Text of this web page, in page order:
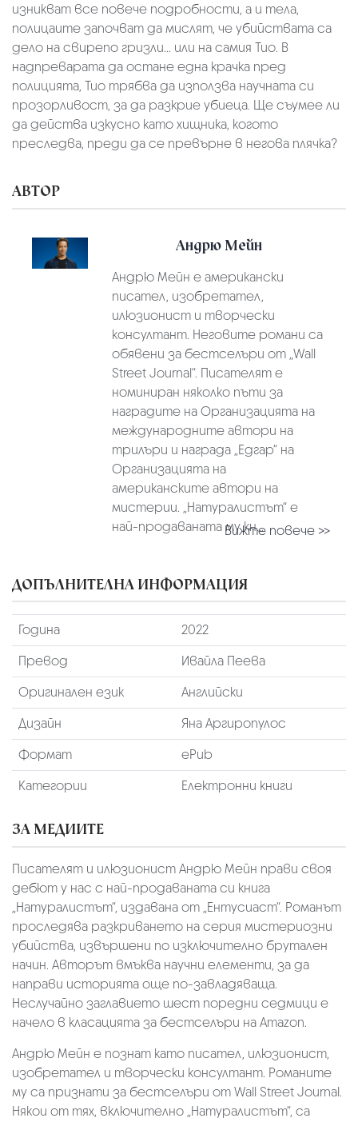
изникват все повече подробности, а и тела,
полицаите започват да мислят, че убийствата са
дело на свирепо гризли... или на самия Тио. В
надпреварата да остане една крачка пред
полицията, Тио трябва да използва научната си
прозорливост, за да разкрие убиеца. Ще съумее ли
да действа изкусно като хищника, когото
преследва, преди да се превърне в негова плячка?
АВТОР
Андрю Мейн
Андрю Мейн е американски
писател, изобретател,
илюзионист и творчески
консултант. Неговите романи са
обявени за бестселъри от „Wall
Street Journal“. Писателят е
номиниран няколко пъти за
наградите на Организацията на
международните автори на
трилъри и награда „Едгар“ на
Организацията на
американските автори на
мистерии. „Натуралистът“ е
най-продаваната му кн...Вижте повече >>
ДОПЪЛНИТЕЛНА ИНФОРМАЦИЯ
Година
2022
Превод
Ивайла Пеева
Оригинален език
Английски
Дизайн
Яна Аргиропулос
Формат
ePub
Категории
Електронни книги
ЗА МЕДИИТЕ
Писателят и илюзионист Андрю Мейн прави своя
дебют у нас с най-продаваната си книга
„Натуралистът“, издавана от „Ентусиаст“. Романът
проследява разкриването на серия мистериозни
убийства, извършени по изключително брутален
начин. Авторът вмъква научни елементи, за да
направи историята още по-завладяваща.
Неслучайно заглавието шест поредни седмици е
начело в класацията за бестселъри на Amazon.
Андрю Мейн е познат като писател, илюзионист,
изобретател и творчески консултант. Романите
му са признати за бестселъри от Wall Street Journal.
Някои от тях, включително „Натуралистът“, са